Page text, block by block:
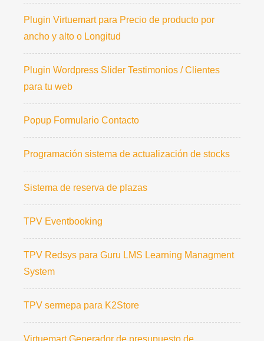
Plugin Virtuemart para Precio de producto por
ancho y alto o Longitud
Plugin Wordpress Slider Testimonios / Clientes
para tu web
Popup Formulario Contacto
Programación sistema de actualización de stocks
Sistema de reserva de plazas
TPV Eventbooking
TPV Redsys para Guru LMS Learning Managment
System
TPV sermepa para K2Store
Virtuemart Generador de presupuesto de